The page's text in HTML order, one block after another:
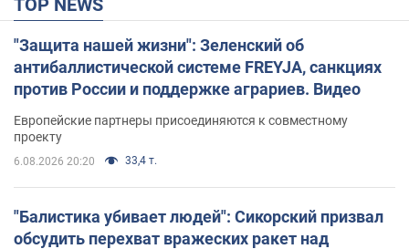
"Защита нашей жизни": Зеленский об
антибаллистической системе FREYJA, санкциях
против России и поддержке аграриев. Видео
Европейские партнеры присоединяются к совместному
проекту
6.08.2026 20:20 33,4 т.
"Балистика убивает людей": Сикорский призвал
обсудить перехват вражеских ракет над